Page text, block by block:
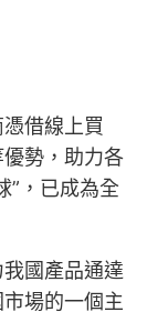
借線上買
勢，助力各
”，已成為全
國產品通達
場的一個主